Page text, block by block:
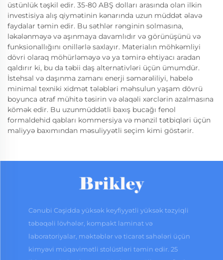
üstünlük təşkil edir. 35-80 ABŞ dolları arasında olan ilkin
investisiya alış qiymətinin kənarında uzun müddət əlavə
faydalar təmin edir. Bu səthlər rənginin solmasına,
ləkələnməyə və aşınmaya davamlıdır və görünüşünü və
funksionallığını onillərlə saxlayır. Materialın möhkəmliyi
dövri olaraq möhürləməyə və ya təmirə ehtiyacı aradan
qaldırır ki, bu da təbii daş alternativləri üçün ümumdür.
İstehsal və daşınma zamanı enerji səmərəliliyi, habelə
minimal texniki xidmət tələbləri məhsulun yaşam dövrü
boyunca ətraf mühitə təsirin və əlaqəli xərclərin azalmasına
kömək edir. Bu uzunmüddətli baxış bucağı fenol
formaldehid qabları kommersiya və mənzil tətbiqləri üçün
maliyyə baxımından məsuliyyətli seçim kimi göstərir.
Cənubi Cəşidda yüksək keyfiyyətli yüksək təzyiqli
təbəqəli lövhələr, kompakt laminat və
laboratoriyalar, məktəblər və ticarət sahələri üçün
kimyəvi müqavimətli stolüstləri təmin edir. 25